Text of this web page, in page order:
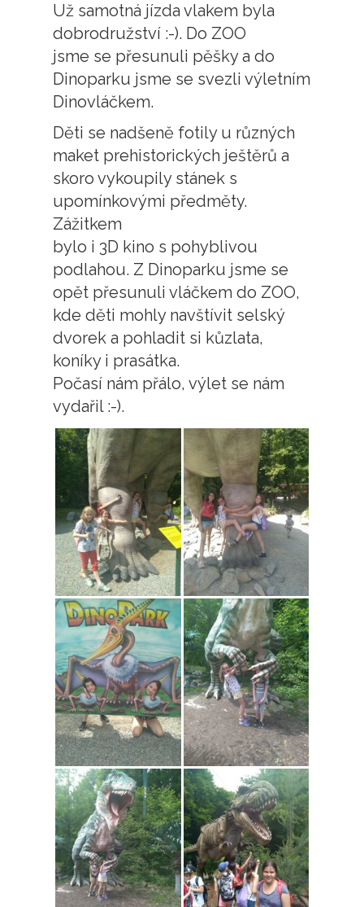
Už samotná jízda vlakem byla
dobrodružství :-). Do ZOO
jsme se přesunuli pěšky a do
Dinoparku jsme se svezli výletním
Dinovláčkem.
Děti se nadšeně fotily u různých
maket prehistorických ještěrů a
skoro vykoupily stánek s
upomínkovými předměty.
Zážitkem
bylo i 3D kino s pohyblivou
podlahou. Z Dinoparku jsme se
opět přesunuli vláčkem do ZOO,
kde děti mohly navštívit selský
dvorek a pohladit si kůzlata,
koníky i prasátka.
Počasí nám přálo, výlet se nám
vydařil :-).